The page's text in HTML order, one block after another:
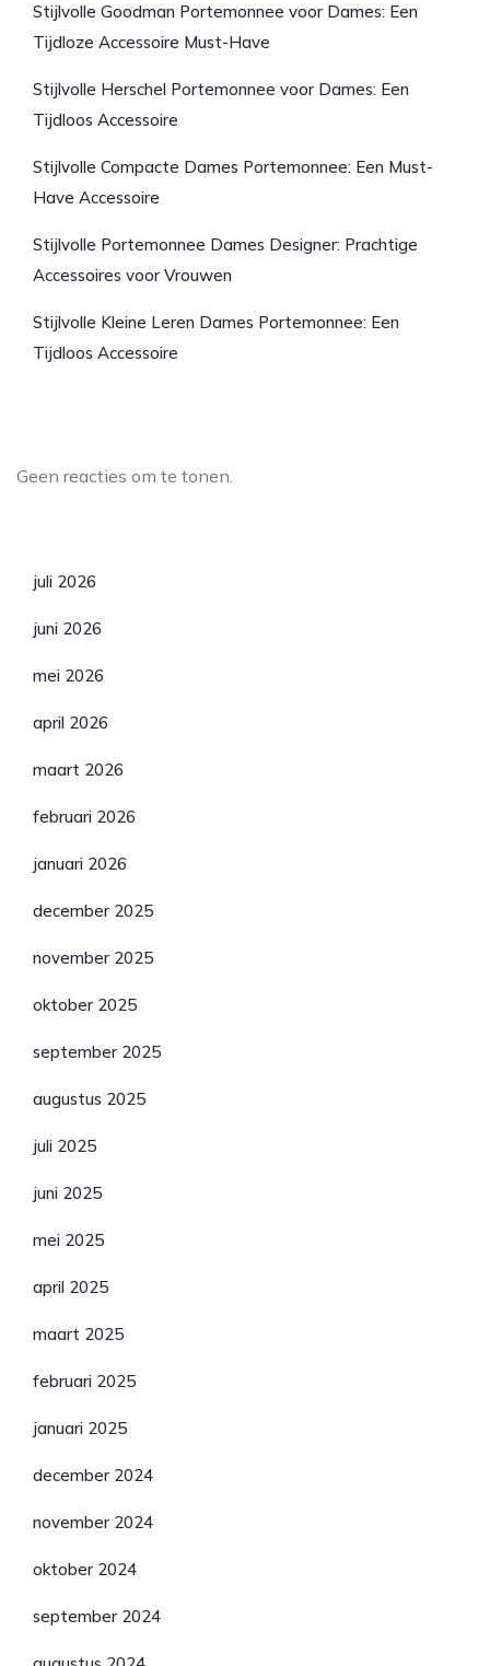
Stijlvolle Goodman Portemonnee voor Dames: Een
Tijdloze Accessoire Must-Have
Stijlvolle Herschel Portemonnee voor Dames: Een
Tijdloos Accessoire
Stijlvolle Compacte Dames Portemonnee: Een Must-
Have Accessoire
Stijlvolle Portemonnee Dames Designer: Prachtige
Accessoires voor Vrouwen
Stijlvolle Kleine Leren Dames Portemonnee: Een
Tijdloos Accessoire
Geen reacties om te tonen.
juli 2026
juni 2026
mei 2026
april 2026
maart 2026
februari 2026
januari 2026
december 2025
november 2025
oktober 2025
september 2025
augustus 2025
juli 2025
juni 2025
mei 2025
april 2025
maart 2025
februari 2025
januari 2025
december 2024
november 2024
oktober 2024
september 2024